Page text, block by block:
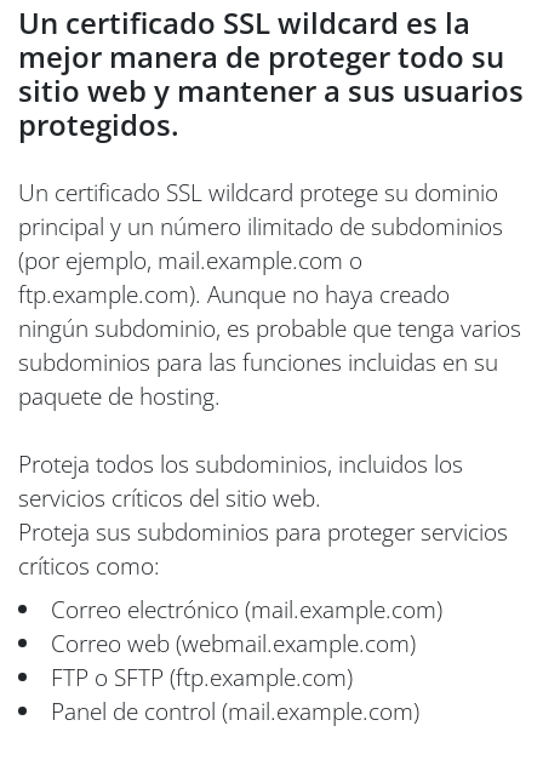
Un certificado SSL wildcard es la
mejor manera de proteger todo su
sitio web y mantener a sus usuarios
protegidos.
Un certificado SSL wildcard protege su dominio
principal y un número ilimitado de subdominios
(por ejemplo, mail.example.com o
ftp.example.com). Aunque no haya creado
ningún subdominio, es probable que tenga varios
subdominios para las funciones incluidas en su
paquete de hosting.
Proteja todos los subdominios, incluidos los
servicios críticos del sitio web.
Proteja sus subdominios para proteger servicios
críticos como:
Correo electrónico (mail.example.com)
Correo web (webmail.example.com)
FTP o SFTP (ftp.example.com)
Panel de control (mail.example.com)